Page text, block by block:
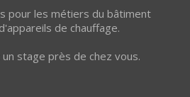
pour les métiers du bâtiment
de chauffage.
stage près de chez vous.